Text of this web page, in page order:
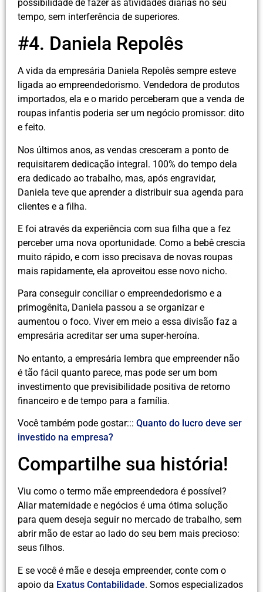
possibilidade de fazer as atividades diárias no seu
tempo, sem interferência de superiores.
#4. Daniela Repolês
A vida da empresária Daniela Repolês sempre esteve
ligada ao empreendedorismo. Vendedora de produtos
importados, ela e o marido perceberam que a venda de
roupas infantis poderia ser um negócio promissor: dito
e feito.
Nos últimos anos, as vendas cresceram a ponto de
requisitarem dedicação integral. 100% do tempo dela
era dedicado ao trabalho, mas, após engravidar,
Daniela teve que aprender a distribuir sua agenda para
clientes e a filha.
E foi através da experiência com sua filha que a fez
perceber uma nova oportunidade. Como a bebê crescia
muito rápido, e com isso precisava de novas roupas
mais rapidamente, ela aproveitou esse novo nicho.
Para conseguir conciliar o empreendedorismo e a
primogênita, Daniela passou a se organizar e
aumentou o foco. Viver em meio a essa divisão faz a
empresária acreditar ser uma super-heroína.
No entanto, a empresária lembra que empreender não
é tão fácil quanto parece, mas pode ser um bom
investimento que previsibilidade positiva de retorno
financeiro e de tempo para a família.
Você também pode gostar::: Quanto do lucro deve ser
investido na empresa?
Compartilhe sua história!
Viu como o termo mãe empreendedora é possível?
Aliar maternidade e negócios é uma ótima solução
para quem deseja seguir no mercado de trabalho, sem
abrir mão de estar ao lado do seu bem mais precioso:
seus filhos.
E se você é mãe e deseja empreender, conte com o
apoio da Exatus Contabilidade. Somos especializados